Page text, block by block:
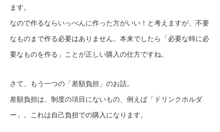
ます。
なので作るならいっぺんに作った方がいい！と考えますが、不要
なものまで作る必要はありません。本来でしたら「必要な時に必
要なものを作る」ことが正しい購入の仕方ですね。
さて、もう一つの「差額負担」のお話。
差額負担は、制度の項目にないもの、例えば「ドリンクホルダ
ー」。これは自己負担での購入になります。